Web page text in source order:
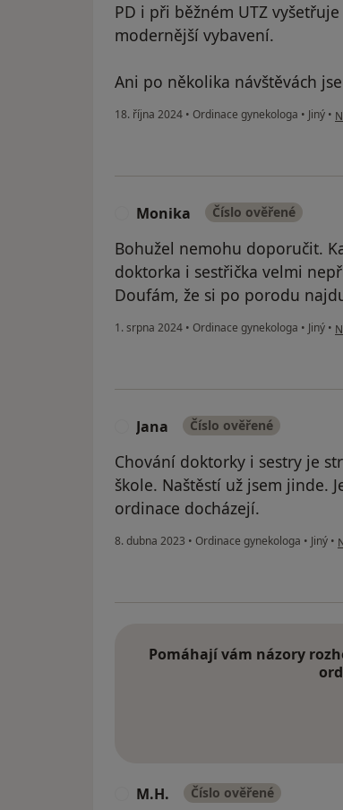
PD i při běžném UTZ
modernější vybavení.
Ani po několika návštěvách
18. října 2024 • Ordinace gynekologa • Jiný •
Monika Číslo ověřené
Bohužel nemohu doporučit.
doktorka i sestřička velmi
Doufám, že si po porodu
1. srpna 2024 • Ordinace gynekologa • Jiný •
Jana Číslo ověřené
Chování doktorky i sestry je
škole. Naštěstí už jsem jinde.
ordinace docházejí.
8. dubna 2023 • Ordinace gynekologa • Jiný •
Pomáhají vám názory
M.H. Číslo ověřené